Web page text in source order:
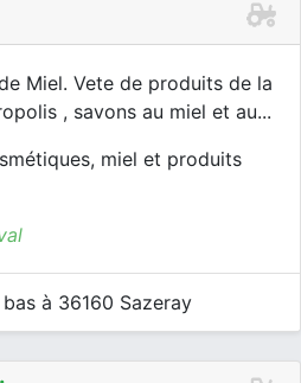
Miel. Vete de produits de la
, savons au miel et au...
miel et produits
à 36160 Sazeray